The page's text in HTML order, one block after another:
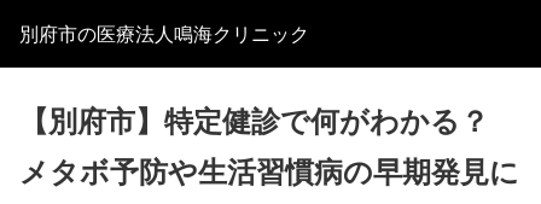
別府市の医療法人鳴海クリニック
【別府市】特定健診で何がわかる？
メタボ予防や生活習慣病の早期発見に